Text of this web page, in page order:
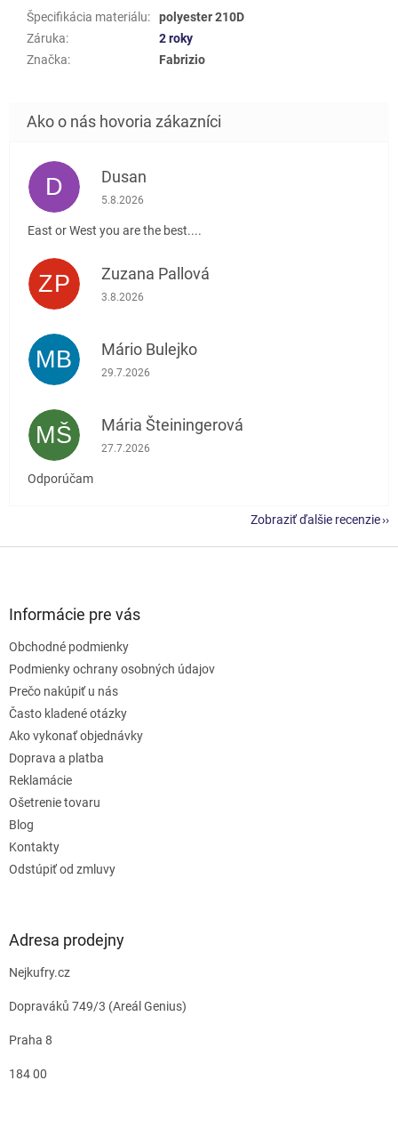
Špecifikácia materiálu:
polyester 210D
Záruka:
2 roky
Značka: Fabrizio
D Dusan
Hodnotenie obchodu je 5 z 5 hviezdičiek.
5.8.2026
East or West you are the best....
ZP Zuzana Pallová
Hodnotenie obchodu je 5 z 5 hviezdičiek.
3.8.2026
MB Mário Bulejko
Hodnotenie obchodu je 5 z 5 hviezdičiek.
29.7.2026
MŠ Mária Šteiningerová
Hodnotenie obchodu je 5 z 5 hviezdičiek.
27.7.2026
Odporúčam
Zobraziť ďalšie recenzie
Informácie pre vás
Obchodné podmienky
Podmienky ochrany osobných údajov
Prečo nakúpiť u nás
Často kladené otázky
Ako vykonať objednávky
Doprava a platba
Reklamácie
Ošetrenie tovaru
Blog
Kontakty
Odstúpiť od zmluvy
Adresa prodejny
Nejkufry.cz
Dopraváků 749/3 (Areál Genius)
Praha 8
184 00